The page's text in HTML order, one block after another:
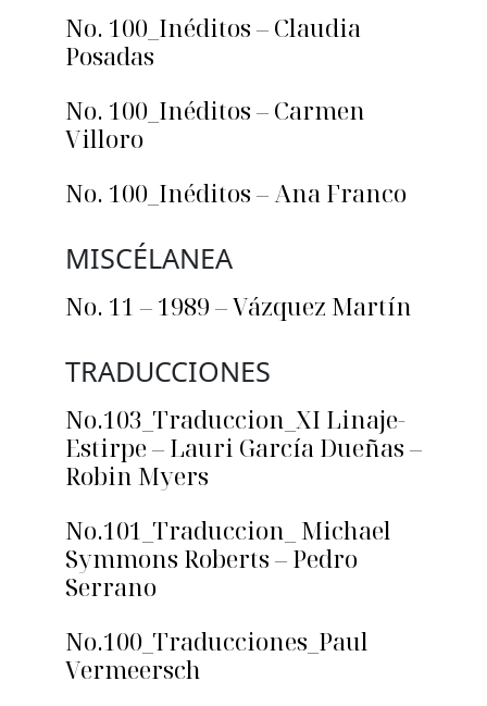
No. 100_Inéditos – Claudia
Posadas
No. 100_Inéditos – Carmen
Villoro
No. 100_Inéditos – Ana Franco
MISCÉLANEA
No. 11 – 1989 – Vázquez Martín
TRADUCCIONES
No.103_Traduccion_XI Linaje-
Estirpe – Lauri García Dueñas –
Robin Myers
No.101_Traduccion_ Michael
Symmons Roberts – Pedro
Serrano
No.100_Traducciones_Paul
Vermeersch